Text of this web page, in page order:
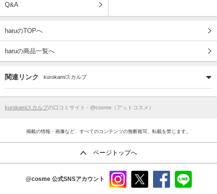
Q&A
haruのTOPへ
haruの商品一覧へ
関連リンク kurokamiスカルプ
kurokamiスカルプの口コミサイト - @cosme（アットコスメ）
掲載の情報・画像など、すべてのコンテンツの無断複写、転載を禁じます。
ページトップへ
@cosme 公式SNSアカウント